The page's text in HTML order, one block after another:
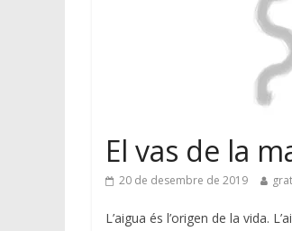
El vas de la
20 de desembre de 2019
L’aigua és l’origen de la vida.